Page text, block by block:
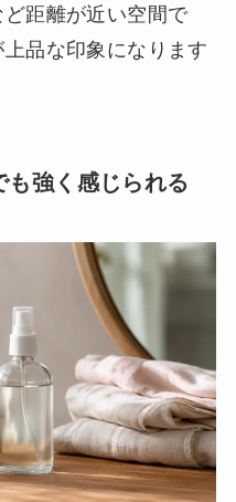
距離が近い空間で
品な印象になります
強く感じられる